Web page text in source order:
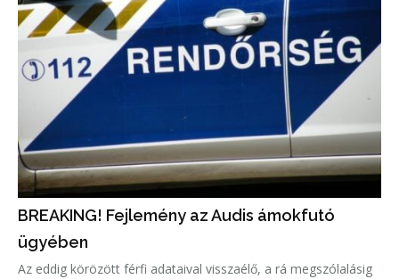
BREAKING! Fejlemény az Audis ámokfutó
ügyében
Az eddig körözött férfi adataival visszaélő, a rá megszólalásig